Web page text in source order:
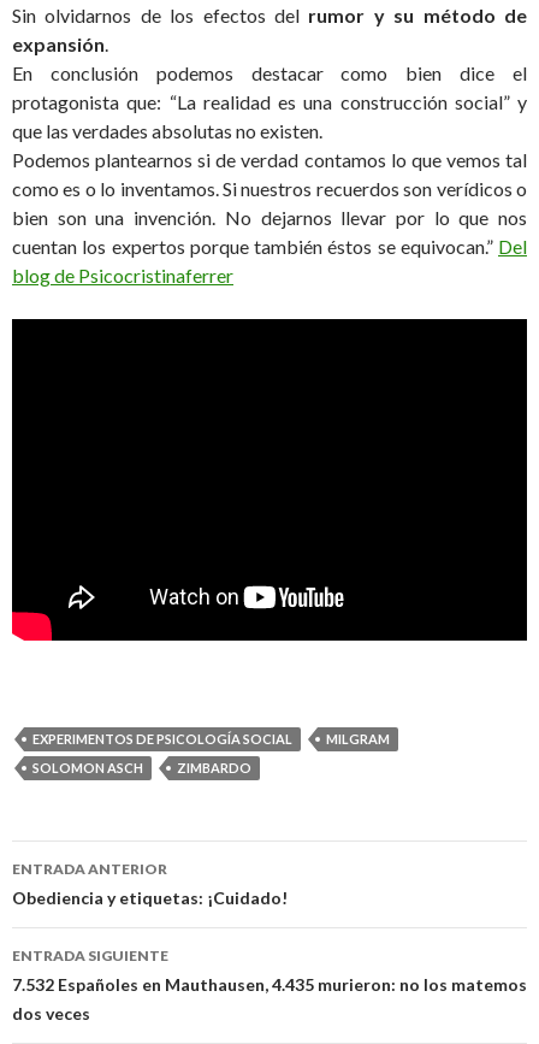
Sin olvidarnos de los efectos del rumor y su método de
expansión.
En conclusión podemos destacar como bien dice el
protagonista que: “La realidad es una construcción social” y
que las verdades absolutas no existen.
Podemos plantearnos si de verdad contamos lo que vemos tal
como es o lo inventamos. Si nuestros recuerdos son verídicos o
bien son una invención. No dejarnos llevar por lo que nos
cuentan los expertos porque también éstos se equivocan.” Del
blog de Psicocristinaferrer
EXPERIMENTOS DE PSICOLOGÍA SOCIAL
MILGRAM
SOLOMON ASCH
ZIMBARDO
Navegación
de
entradas
ENTRADA ANTERIOR
Obediencia y etiquetas: ¡Cuidado!
ENTRADA SIGUIENTE
7.532 Españoles en Mauthausen, 4.435 murieron: no los matemos
dos veces